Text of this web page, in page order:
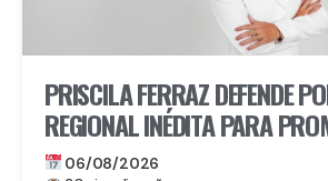
PRISCILA FERRAZ DEFENDE
REGIONAL INÉDITA PARA
INCLUSÃO DE ENFERMEIROS
06/08/2026